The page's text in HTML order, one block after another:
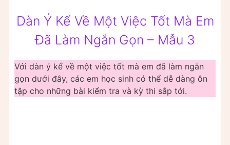
Dàn Ý Kể Về Một Việc Tốt Mà Em
Đã Làm Ngắn Gọn – Mẫu 3
Với dàn ý kể về một việc tốt mà em đã làm ngắn
gọn dưới đây, các em học sinh có thể dễ dàng ôn
tập cho những bài kiểm tra và kỳ thi sắp tới.